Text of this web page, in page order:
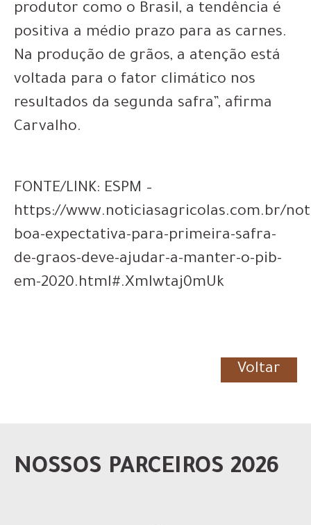
produtor como o Brasil, a tendência é
positiva a médio prazo para as carnes.
Na produção de grãos, a atenção está
voltada para o fator climático nos
resultados da segunda safra”, afirma
Carvalho.
FONTE/LINK: ESPM –
https://www.noticiasagricolas.com.br/
boa-expectativa-para-primeira-safra-
de-graos-deve-ajudar-a-manter-o-pib-
em-2020.html#.XmIwtaj0mUk
Voltar
NOSSOS PARCEIROS 2026